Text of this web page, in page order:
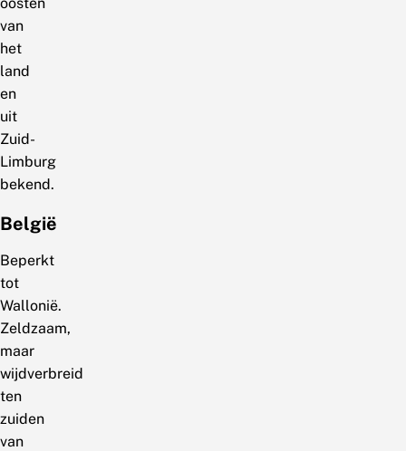
van
het
land
en
uit
Zuid-
Limburg
bekend.
België
Beperkt
tot
Wallonië.
Zeldzaam,
maar
wijdverbreid
ten
zuiden
van